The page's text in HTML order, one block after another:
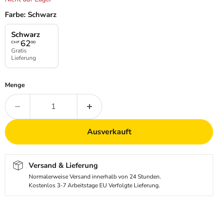
Farbe: Schwarz
CHF 6200
Schwarz
Gratis
Lieferung
Menge
Ausverkauft
Versand & Lieferung
Normalerweise Versand innerhalb von 24 Stunden.
Kostenlos 3-7 Arbeitstage EU Verfolgte Lieferung.